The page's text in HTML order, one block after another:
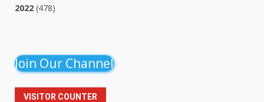
2022 (478)
Join Our Channel
VISITOR COUNTER